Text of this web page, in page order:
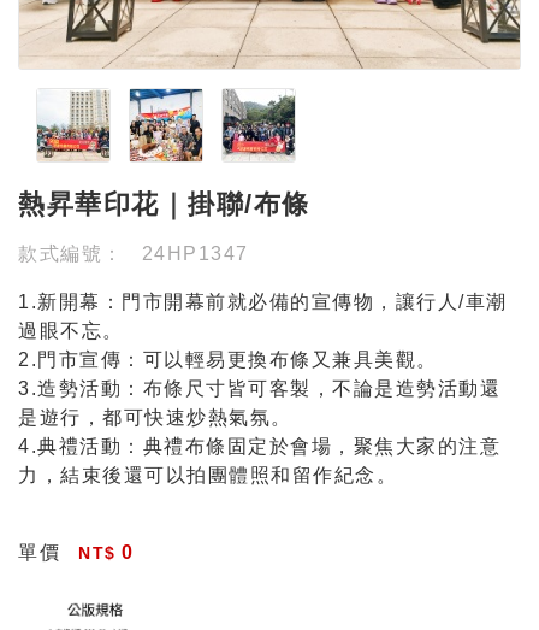
熱昇華印花｜掛聯/布條
款式編號： 24HP1347
1.新開幕：門市開幕前就必備的宣傳物，讓行人/車潮
過眼不忘。
2.門市宣傳：可以輕易更換布條又兼具美觀。
3.造勢活動：布條尺寸皆可客製，不論是造勢活動還
是遊行，都可快速炒熱氣氛。
4.典禮活動：典禮布條固定於會場，聚焦大家的注意
力，結束後還可以拍團體照和留作紀念。
單價 0